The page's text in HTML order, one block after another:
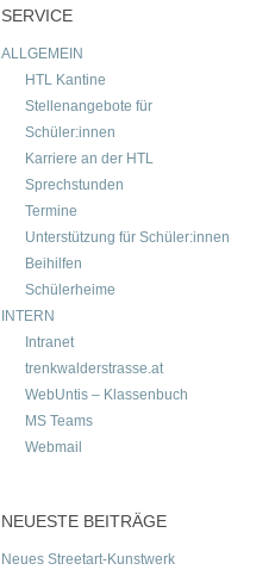
SERVICE
ALLGEMEIN
HTL Kantine
Stellenangebote für
Schüler:innen
Karriere an der HTL
Sprechstunden
Termine
Unterstützung für Schüler:innen
Beihilfen
Schülerheime
INTERN
Intranet
trenkwalderstrasse.at
WebUntis – Klassenbuch
MS Teams
Webmail
NEUESTE BEITRÄGE
Neues Streetart-Kunstwerk